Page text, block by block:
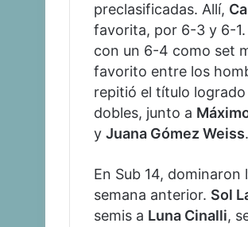
preclasificadas. Allí,
favorita, por 6-3 y 6-
con un 6-4 como set
favorito entre los
repitió el título
dobles, junto a
y Juana Gómez Weiss.
En Sub 14, dominaron
semana anterior. Sol
semis a Luna Cinalli,